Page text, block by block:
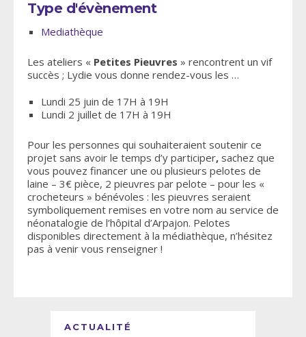
Type d'évènement
Mediathèque
Les ateliers « Petites Pieuvres » rencontrent un vif
succès ; Lydie vous donne rendez-vous les …
Lundi 25 juin de 17H à 19H
Lundi 2 juillet de 17H à 19H
Pour les personnes qui souhaiteraient soutenir ce
projet sans avoir le temps d’y participer, sachez que
vous pouvez financer une ou plusieurs pelotes de
laine – 3€ pièce, 2 pieuvres par pelote – pour les «
crocheteurs » bénévoles : les pieuvres seraient
symboliquement remises en votre nom au service de
néonatalogie de l’hôpital d’Arpajon. Pelotes
disponibles directement à la médiathèque, n’hésitez
pas à venir vous renseigner !
ACTUALITÉ